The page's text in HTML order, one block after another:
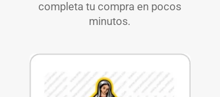
completa tu compra en pocos
minutos.